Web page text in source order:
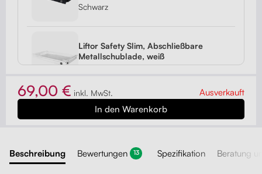
Schwarz
Liftor Safety Slim, Abschließbare
Metallschublade, weiß
69,00 € inkl. MwSt. Ausverkauft
Beschreibung Bewertungen 13 Spezifikation Beratung